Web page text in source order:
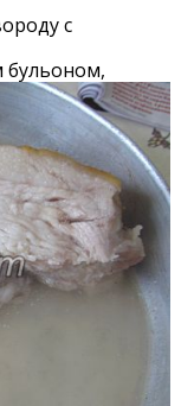
с
бульоном,